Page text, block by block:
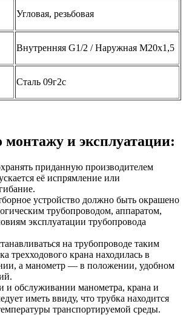
Угловая, резьбовая
Внутренняя G1/2 / Наружная М20х1,5
Сталь 09г2с
монтажу и эксплуатации:
приданную производителем
её испрямление или
устройство должно быть окрашено
трубопроводом, аппаратом,
эксплуатации трубопровода
на трубопроводе таким
трехходового крана находилась в
а манометр — в положении, удобном
и обслуживании манометра, крана и
иметь ввиду, что трубка находится
транспортируемой среды.